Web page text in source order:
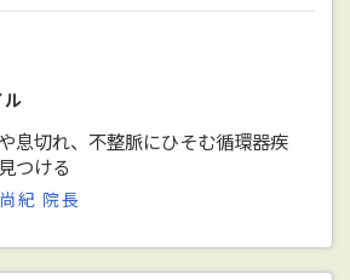
ル
息切れ、不整脈にひそむ循環器疾
つける
紀 院長